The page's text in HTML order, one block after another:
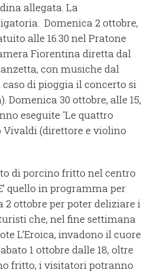
allegata. La
Domenica 2 ottobre,
alle 16.30 nel Pratone
Fiorentina diretta dal
con musiche dal
di pioggia il concerto si
Domenica 30 ottobre, alle 15,
eseguite 'Le quattro
(direttore e violino
di porcino fritto nel centro
quello in programma per
2 ottobre per poter deliziare i
che, nel fine settimana
L’Eroica, invadono il cuore
1 ottobre dalle 18, oltre
fritto, i visitatori potranno